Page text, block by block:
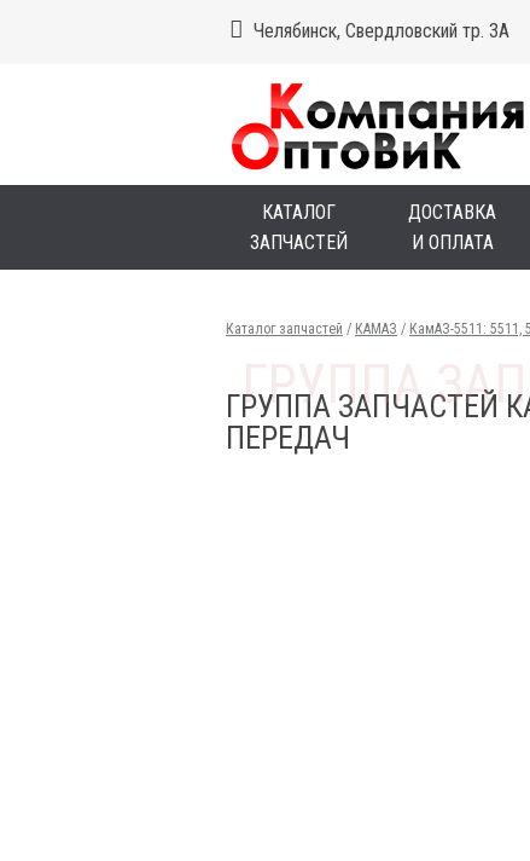
Челябинск, Свердловский тр. 3А
КАТАЛОГ
ЗАПЧАСТЕЙ
ДОСТАВКА
И ОПЛАТА
Каталог запчастей / КАМАЗ / КамАЗ-5511: 5511,
ГРУППА ЗАПЧАСТЕЙ
ПЕРЕДАЧ